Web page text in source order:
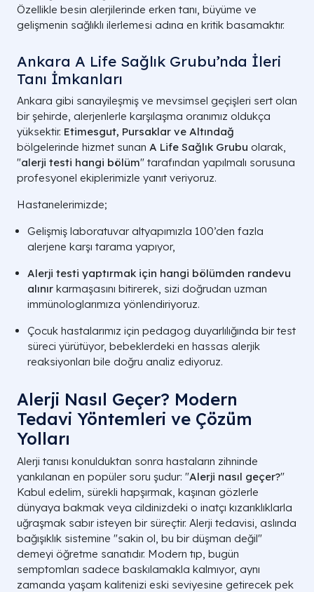
ALERJI ÇEŞIDI HEDEF BÖLGE
Bahar Alerjisi Burun ve Gözler
Özellikle besin alerjilerinde erken tanı, büyüme ve
gelişmenin sağlıklı ilerlemesi adına en kritik basamaktır.
Ankara A Life Sağlık Grubu’nda İleri
Tanı İmkanları
Ankara gibi sanayileşmiş ve mevsimsel geçişleri sert olan
bir şehirde, alerjenlerle karşılaşma oranımız oldukça
yüksektir. Etimesgut, Pursaklar ve Altındağ
bölgelerinde hizmet sunan A Life Sağlık Grubu olarak,
"alerji testi hangi bölüm" tarafından yapılmalı sorusuna
profesyonel ekiplerimizle yanıt veriyoruz.
Hastanelerimizde;
Gelişmiş laboratuvar altyapımızla 100’den fazla
alerjene karşı tarama yapıyor,
Alerji testi yaptırmak için hangi bölümden randevu
alınır karmaşasını bitirerek, sizi doğrudan uzman
immünologlarımıza yönlendiriyoruz.
Çocuk hastalarımız için pedagog duyarlılığında bir test
süreci yürütüyor, bebeklerdeki en hassas alerjik
reaksiyonları bile doğru analiz ediyoruz.
Alerji Nasıl Geçer? Modern
Tedavi Yöntemleri ve Çözüm
Yolları
Alerji tanısı konulduktan sonra hastaların zihninde
yankılanan en popüler soru şudur: "Alerji nasıl geçer?"
Kabul edelim, sürekli hapşırmak, kaşınan gözlerle
dünyaya bakmak veya cildinizdeki o inatçı kızarıklıklarla
uğraşmak sabır isteyen bir süreçtir. Alerji tedavisi, aslında
bağışıklık sistemine "sakin ol, bu bir düşman değil"
demeyi öğretme sanatıdır. Modern tıp, bugün
semptomları sadece baskılamakla kalmıyor, aynı
zamanda yaşam kalitenizi eski seviyesine getirecek pek